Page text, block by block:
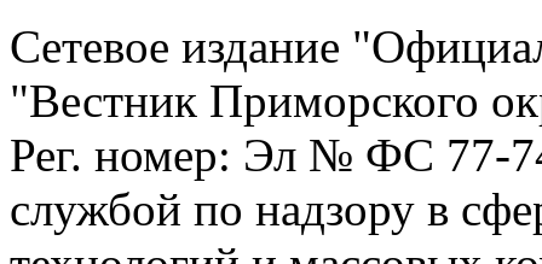
Сетевое издание
"Вестник Приморского
Рег. номер: Эл № ФС 77-
службой по надзору в